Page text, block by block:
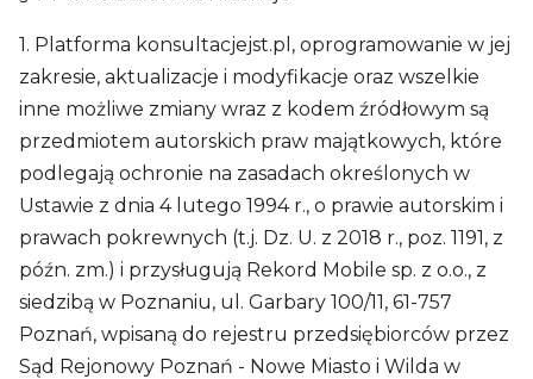
1. Platforma konsultacjejst.pl, oprogramowanie w jej
zakresie, aktualizacje i modyfikacje oraz wszelkie
inne możliwe zmiany wraz z kodem źródłowym są
przedmiotem autorskich praw majątkowych, które
podlegają ochronie na zasadach określonych w
Ustawie z dnia 4 lutego 1994 r., o prawie autorskim i
prawach pokrewnych (t.j. Dz. U. z 2018 r., poz. 1191, z
późn. zm.) i przysługują Rekord Mobile sp. z o.o., z
siedzibą w Poznaniu, ul. Garbary 100/11, 61-757
Poznań, wpisaną do rejestru przedsiębiorców przez
Sąd Rejonowy Poznań - Nowe Miasto i Wilda w